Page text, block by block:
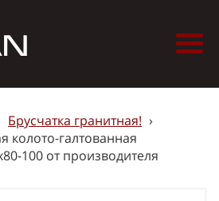
Брусчатка гранитная! ›
колото-галтованная
100 от производителя